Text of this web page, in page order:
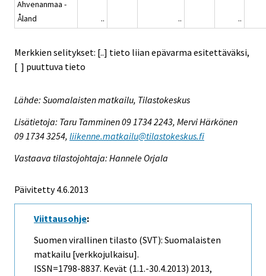
Ahvenanmaa -
Åland
.. .. ..
Merkkien selitykset: [..] tieto liian epävarma esitettäväksi,
[ ] puuttuva tieto
Lähde: Suomalaisten matkailu, Tilastokeskus
Lisätietoja: Taru Tamminen 09 1734 2243, Mervi Härkönen
09 1734 3254, liikenne.matkailu@tilastokeskus.fi
Vastaava tilastojohtaja: Hannele Orjala
Päivitetty 4.6.2013
Viittausohje:
Suomen virallinen tilasto (SVT): Suomalaisten
matkailu [verkkojulkaisu].
ISSN=1798-8837. Kevät (1.1.-30.4.2013) 2013,